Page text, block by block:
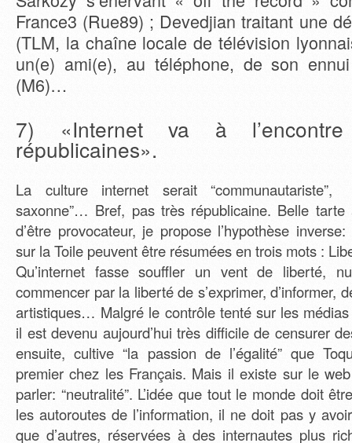
France3 (Rue89) ; Devedjian traitant une
(TLM, la chaîne locale de télévision
un(e) ami(e), au téléphone, de son ennui
(M6)…
7) «Internet va à
républicaines».
La culture internet serait “communautariste”,
saxonne”… Bref, pas très républicaine. Belle
d’être provocateur, je propose l’hypothèse
sur la Toile peuvent être résumées en trois mots :
Qu’internet fasse souffler un vent de liberté,
commencer par la liberté de s’exprimer, d’informer,
artistiques… Malgré le contrôle tenté sur les
il est devenu aujourd’hui très difficile de censurer
ensuite, cultive “la passion de l’égalité” que
premier chez les Français. Mais il existe sur le
parler: “neutralité”. L’idée que tout le monde doit
les autoroutes de l’information, il ne doit pas y
que d’autres, réservées à des internautes plus